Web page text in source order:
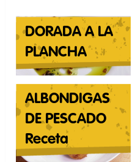
DORADA A LA
PLANCHA
ALBONDIGAS
DE PESCADO
Receta